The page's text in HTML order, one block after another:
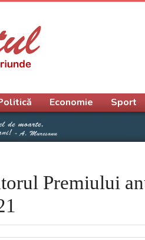
Premiului
Economie Sport